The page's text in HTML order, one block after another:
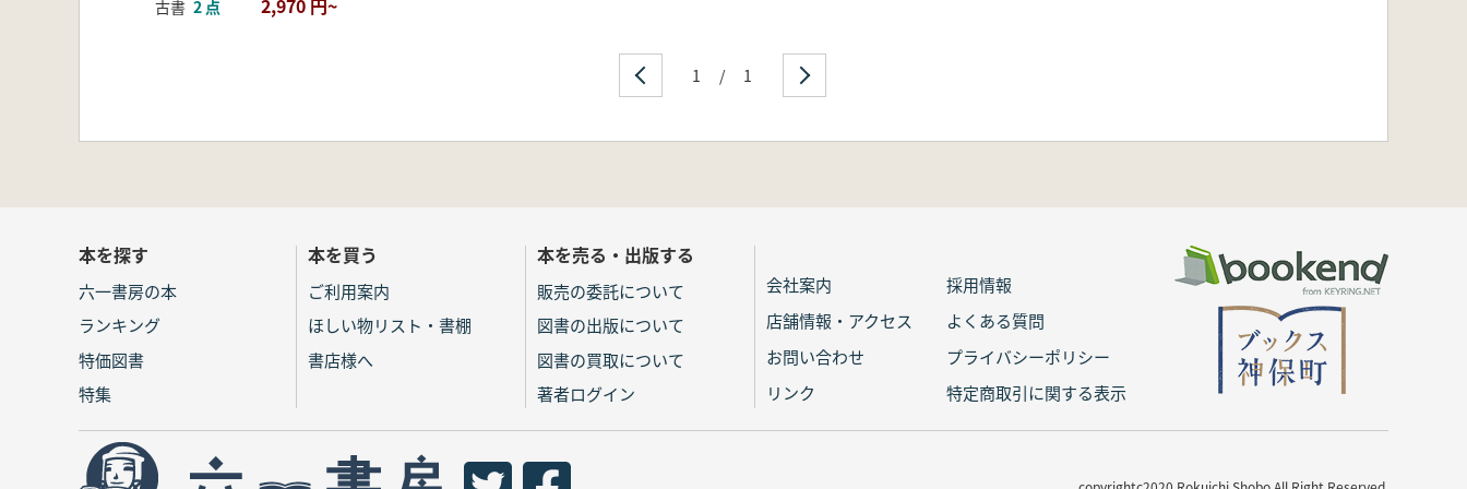
古書 2 点 2,970 円~
1 / 1
本を探す
六一書房の本
ランキング
特価図書
特集
本を買う
ご利用案内
ほしい物リスト・書棚
書店様へ
本を売る・出版する
販売の委託について
図書の出版について
図書の買取について
著者ログイン
会社案内
採用情報
店舗情報・アクセス
よくある質問
お問い合わせ
プライバシーポリシー
リンク
特定商取引に関する表示